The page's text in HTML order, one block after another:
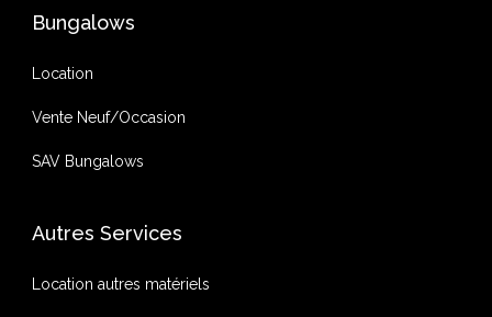
Bungalows
Location
Vente Neuf/Occasion
SAV Bungalows
Autres Services
Location autres matériels